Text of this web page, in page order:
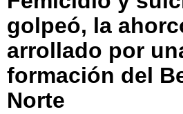
golpeó, la
arrollado por
formación del
Norte